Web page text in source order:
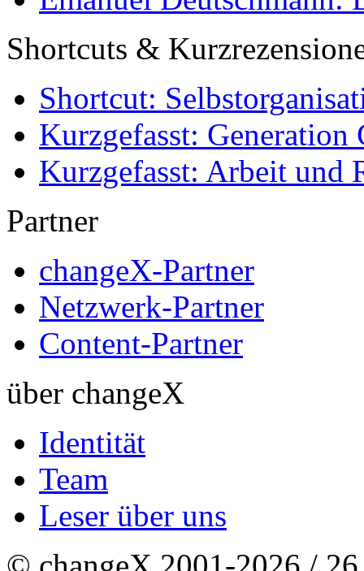
Shortcuts &
Shortcut:
Kurzgefasst: Generation
Kurzgefasst: Arbeit und
Partner
changeX-Partner
Netzwerk-Partner
Content-Partner
über changeX
Identität
Team
Leser über uns